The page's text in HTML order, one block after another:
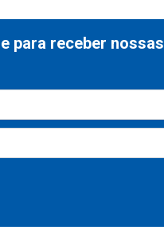
para receber nossas